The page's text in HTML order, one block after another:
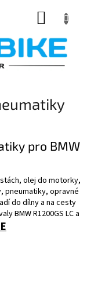
pro BMW
olej do motorky,
pneumatiky, opravné
do dílny a na cesty
BMW R1200GS LC a